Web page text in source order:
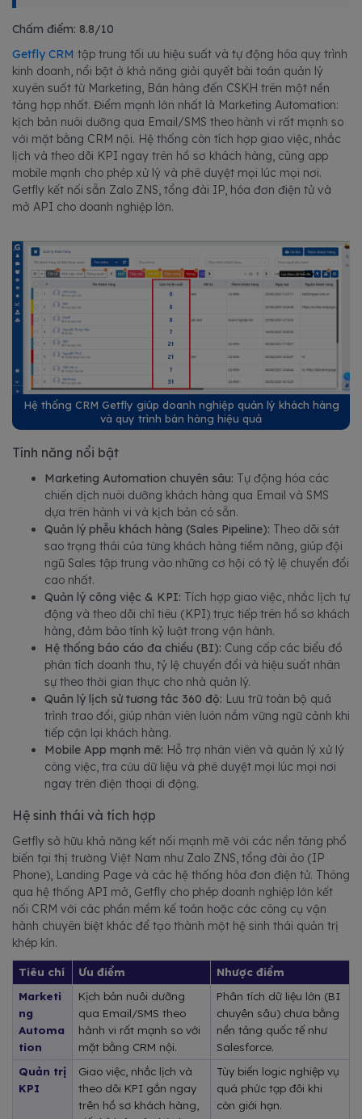
Chấm điểm: 8.8/10
Getfly CRM tập trung tối ưu hiệu suất và tự động hóa quy trình
kinh doanh, nổi bật ở khả năng giải quyết bài toán quản lý
xuyên suốt từ Marketing, Bán hàng đến CSKH trên một nền
tảng hợp nhất. Điểm mạnh lớn nhất là Marketing Automation:
kịch bản nuôi dưỡng qua Email/SMS theo hành vi rất mạnh so
với mặt bằng CRM nội. Hệ thống còn tích hợp giao việc, nhắc
lịch và theo dõi KPI ngay trên hồ sơ khách hàng, cùng app
mobile mạnh cho phép xử lý và phê duyệt mọi lúc mọi nơi.
Getfly kết nối sẵn Zalo ZNS, tổng đài IP, hóa đơn điện tử và
mở API cho doanh nghiệp lớn.
Hệ thống CRM Getfly giúp doanh nghiệp quản lý khách hàng
và quy trình bán hàng hiệu quả
Tính năng nổi bật
Marketing Automation chuyên sâu: Tự động hóa các
chiến dịch nuôi dưỡng khách hàng qua Email và SMS
dựa trên hành vi và kịch bản có sẵn.
Quản lý phễu khách hàng (Sales Pipeline): Theo dõi sát
sao trạng thái của từng khách hàng tiềm năng, giúp đội
ngũ Sales tập trung vào những cơ hội có tỷ lệ chuyển đổi
cao nhất.
Quản lý công việc & KPI: Tích hợp giao việc, nhắc lịch tự
động và theo dõi chỉ tiêu (KPI) trực tiếp trên hồ sơ khách
hàng, đảm bảo tính kỷ luật trong vận hành.
Hệ thống báo cáo đa chiều (BI): Cung cấp các biểu đồ
phân tích doanh thu, tỷ lệ chuyển đổi và hiệu suất nhân
sự theo thời gian thực cho nhà quản lý.
Quản lý lịch sử tương tác 360 độ: Lưu trữ toàn bộ quá
trình trao đổi, giúp nhân viên luôn nắm vững ngữ cảnh khi
tiếp cận lại khách hàng.
Mobile App mạnh mẽ: Hỗ trợ nhân viên và quản lý xử lý
công việc, tra cứu dữ liệu và phê duyệt mọi lúc mọi nơi
ngay trên điện thoại di động.
Hệ sinh thái và tích hợp
Getfly sở hữu khả năng kết nối mạnh mẽ với các nền tảng phổ
biến tại thị trường Việt Nam như Zalo ZNS, tổng đài ảo (IP
Phone), Landing Page và các hệ thống hóa đơn điện tử. Thông
qua hệ thống API mở, Getfly cho phép doanh nghiệp lớn kết
nối CRM với các phần mềm kế toán hoặc các công cụ vận
hành chuyên biệt khác để tạo thành một hệ sinh thái quản trị
khép kín.
Tiêu chí Ưu điểm
Nhược điểm
Marketi
ng
Automa
tion
Kịch bản nuôi dưỡng
qua Email/SMS theo
hành vi rất mạnh so với
mặt bằng CRM nội.
Phân tích dữ liệu lớn (BI
chuyên sâu) chưa bằng
nền tảng quốc tế như
Salesforce.
Quản trị
KPI
Giao việc, nhắc lịch và
theo dõi KPI gắn ngay
trên hồ sơ khách hàng,
Tùy biến logic nghiệp vụ
quá phức tạp đôi khi
còn giới hạn.